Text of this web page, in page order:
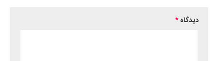
دیدگاه*